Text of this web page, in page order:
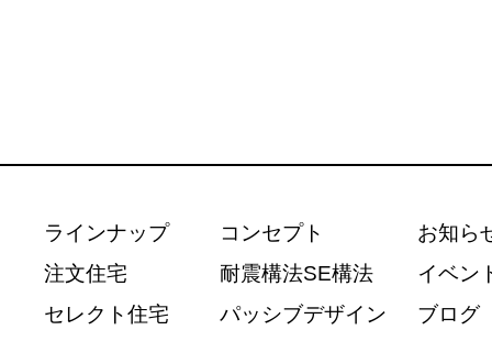
ラインナップ
注文住宅
セレクト住宅
コンセプト
耐震構法SE構法
パッシブデザイン
お知ら
イベン
ブログ